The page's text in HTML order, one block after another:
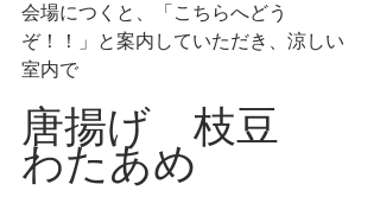
会場につくと、「こちらへどう
ぞ！！」と案内していただき、涼しい
室内で
唐揚げ　枝豆
わたあめ